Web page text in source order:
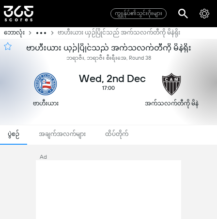
ကျွုန်ုပ်၏သွင်းဂိုးများ
ဘောလုံး ဗာဟီးယား ယှဉ်ပြိုင်သည် အက်သလက်တီကို မိနဲရိုး
ဗာဟီးယား ယှဉ်ပြိုင်သည် အက်သလက်တီကို မိနဲရိုး
ဘရာဇီး, ဘရာဇီး စီးရီးအေ, Round 38
ဗာဟီးယား
Wed, 2nd Dec
17:00
အက်သလက်တီကို မိနဲ
ပွဲစဉ် အချက်အလက်များ ထိပ်တိုက်
Ad